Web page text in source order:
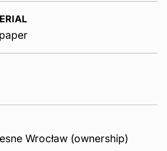
Wrocław (ownership)